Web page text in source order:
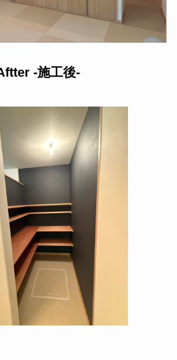
-施工後-